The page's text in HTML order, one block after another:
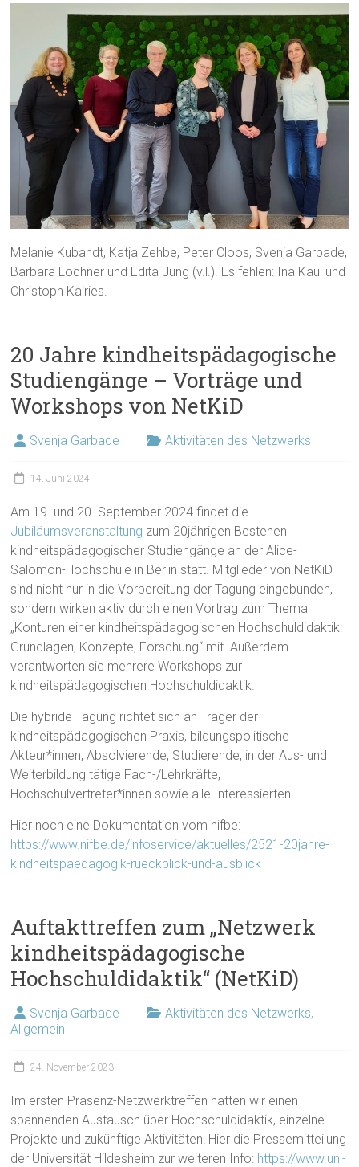
Melanie Kubandt, Katja Zehbe, Peter Cloos, Svenja Garbade,
Barbara Lochner und Edita Jung (v.l.). Es fehlen: Ina Kaul und
Christoph Kairies.
20 Jahre kindheitspädagogische
Studiengänge – Vorträge und
Workshops von NetKiD
Svenja Garbade Aktivitäten des Netzwerks
14. Juni 2024
Am 19. und 20. September 2024 findet die
Jubiläumsveranstaltung zum 20jährigen Bestehen
kindheitspädagogischer Studiengänge an der Alice-
Salomon-Hochschule in Berlin statt. Mitglieder von NetKiD
sind nicht nur in die Vorbereitung der Tagung eingebunden,
sondern wirken aktiv durch einen Vortrag zum Thema
„Konturen einer kindheitspädagogischen Hochschuldidaktik:
Grundlagen, Konzepte, Forschung“ mit. Außerdem
verantworten sie mehrere Workshops zur
kindheitspädagogischen Hochschuldidaktik.
Die hybride Tagung richtet sich an Träger der
kindheitspädagogischen Praxis, bildungspolitische
Akteur*innen, Absolvierende, Studierende, in der Aus- und
Weiterbildung tätige Fach-/Lehrkräfte,
Hochschulvertreter*innen sowie alle Interessierten.
Hier noch eine Dokumentation vom nifbe:
https://www.nifbe.de/infoservice/aktuelles/2521-20jahre-
kindheitspaedagogik-rueckblick-und-ausblick
Auftakttreffen zum „Netzwerk
kindheitspädagogische
Hochschuldidaktik“ (NetKiD)
Svenja Garbade Aktivitäten des Netzwerks,
Allgemein
24. November 2023
Im ersten Präsenz-Netzwerktreffen hatten wir einen
spannenden Austausch über Hochschuldidaktik, einzelne
Projekte und zukünftige Aktivitäten! Hier die Pressemitteilung
der Universität Hildesheim zur weiteren Info: https://www.uni-